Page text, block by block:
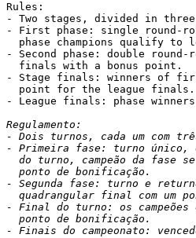
Rules:
- Two stages, divided in
- First phase: single round-
phase champions qualify to
- Second phase: double
  finals with a bonus point.
- Stage finals: winners of
  point for the league finals.
- League finals: phase
Regulamento:
- Dois turnos, cada um com
- Primeira fase: turno único,
do turno, campeão da fase
  ponto de bonificação.
- Segunda fase: turno e
quadrangular final com um
- Final do turno: os campeões
  ponto de bonificação.
- Finais do campeonato: